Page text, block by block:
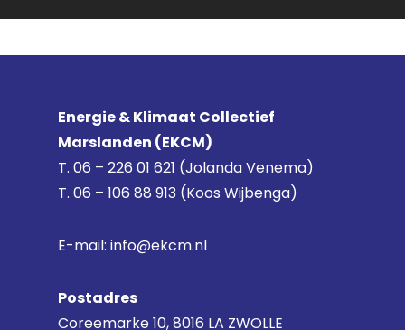
Energie & Klimaat Collectief
Marslanden (EKCM)
T. 06 – 226 01 621 (Jolanda Venema)
T. 06 – 106 88 913 (Koos Wijbenga)
E-mail: info@ekcm.nl
Postadres
Coreemarke 10, 8016 LA ZWOLLE